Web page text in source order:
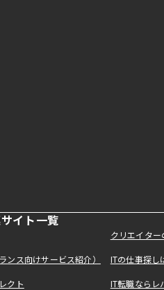
イト一覧
クリエイタ
ンス向けサービス紹介） ITの仕事探
クト IT転職なら